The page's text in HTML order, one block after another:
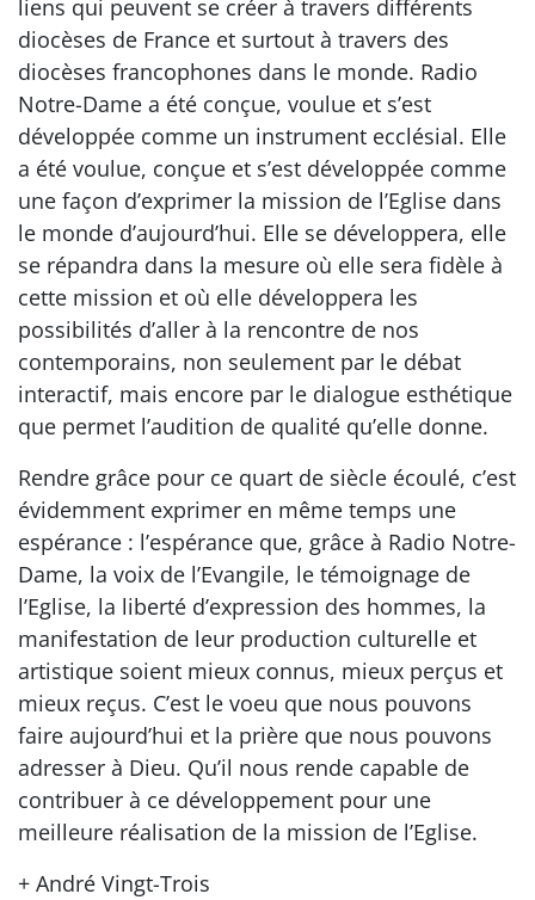
liens qui peuvent se créer à travers différents
diocèses de France et surtout à travers des
diocèses francophones dans le monde. Radio
Notre-Dame a été conçue, voulue et s’est
développée comme un instrument ecclésial. Elle
a été voulue, conçue et s’est développée comme
une façon d’exprimer la mission de l’Eglise dans
le monde d’aujourd’hui. Elle se développera, elle
se répandra dans la mesure où elle sera fidèle à
cette mission et où elle développera les
possibilités d’aller à la rencontre de nos
contemporains, non seulement par le débat
interactif, mais encore par le dialogue esthétique
que permet l’audition de qualité qu’elle donne.
Rendre grâce pour ce quart de siècle écoulé, c’est
évidemment exprimer en même temps une
espérance : l’espérance que, grâce à Radio Notre-
Dame, la voix de l’Evangile, le témoignage de
l’Eglise, la liberté d’expression des hommes, la
manifestation de leur production culturelle et
artistique soient mieux connus, mieux perçus et
mieux reçus. C’est le voeu que nous pouvons
faire aujourd’hui et la prière que nous pouvons
adresser à Dieu. Qu’il nous rende capable de
contribuer à ce développement pour une
meilleure réalisation de la mission de l’Eglise.
+ André Vingt-Trois